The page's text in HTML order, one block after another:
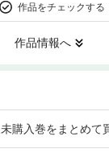
作品をチェックする
作品情報へ
未購入巻をまとめて